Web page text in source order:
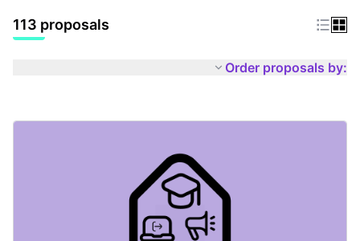
113 proposals
Order proposals by: